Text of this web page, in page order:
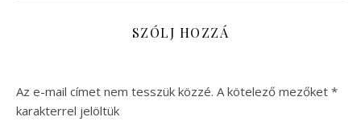
SZÓLJ HOZZÁ
Az e-mail címet nem tesszük közzé. A kötelező mezőket *
karakterrel jelöltük